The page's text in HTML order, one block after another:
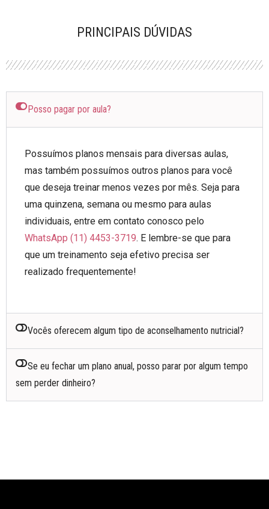
PRINCIPAIS DÚVIDAS
Posso pagar por aula?
Possuímos planos mensais para diversas aulas,
mas também possuímos outros planos para você
que deseja treinar menos vezes por mês. Seja para
uma quinzena, semana ou mesmo para aulas
individuais, entre em contato conosco pelo
WhatsApp (11) 4453-3719. E lembre-se que para
que um treinamento seja efetivo precisa ser
realizado frequentemente!
Vocês oferecem algum tipo de aconselhamento nutricial?
Se eu fechar um plano anual, posso parar por algum tempo
sem perder dinheiro?